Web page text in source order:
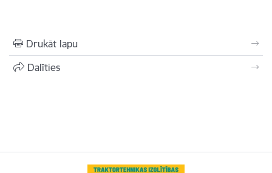
Drukāt lapu
Dalīties